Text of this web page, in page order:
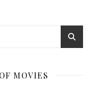
MOVIES